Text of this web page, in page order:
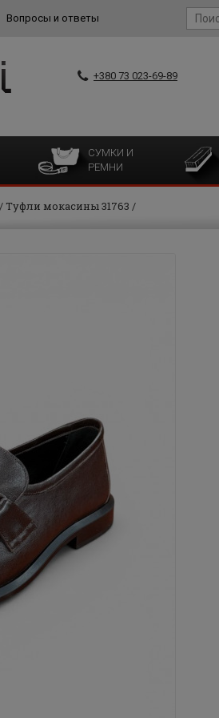
Вопросы и ответы
+380 73 023-69-89
СУМКИ И
РЕМНИ
Туфли мокасины 31763